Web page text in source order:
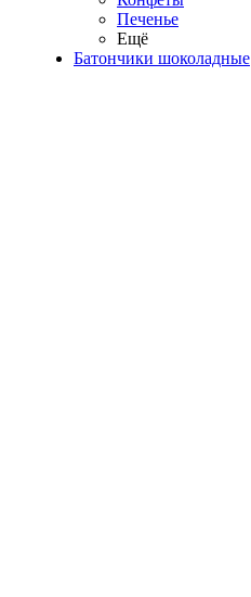
Печенье
Ещё
Батончики шоколадные